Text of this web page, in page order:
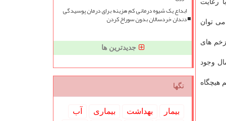
رعایت
توان
های
وجود
هیچگاه
ابداع یک شیوه درمانی کم هزینه برای درمان پوسیدگی
دندان خردسالان بدون سوراخ کردن
جدیدترین ها
تگها
بیمار بهداشت بیماری
آب